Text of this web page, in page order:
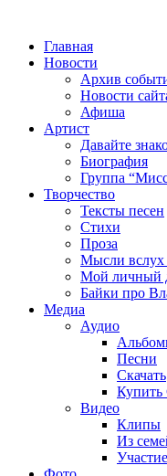
Главная
Новости
Архив
Новости
Афиша
Артист
Давайте
Биография
Группа
Творчество
Тексты песен
Стихи
Проза
Мысли
Мой личный
Байки про
Медиа
Аудио
Песни
Скачать
Купить
Видео
Клипы
Из